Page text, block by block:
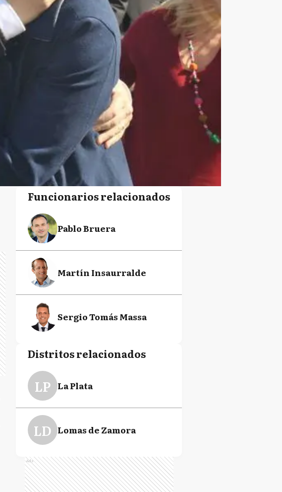
Funcionarios relacionados
Pablo Bruera
Martín Insaurralde
Sergio Tomás Massa
Distritos relacionados
LP La Plata
LD Lomas de Zamora
Ads